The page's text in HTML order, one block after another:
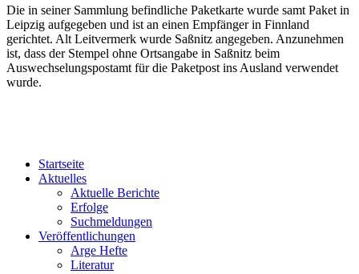
Die in seiner Sammlung befindliche Paketkarte wurde samt Paket in
Leipzig aufgegeben und ist an einen Empfänger in Finnland
gerichtet. Alt Leitvermerk wurde Saßnitz angegeben. Anzunehmen
ist, dass der Stempel ohne Ortsangabe in Saßnitz beim
Auswechselungspostamt für die Paketpost ins Ausland verwendet
wurde.
Startseite
Aktuelles
Aktuelle Berichte
Erfolge
Suchmeldungen
Veröffentlichungen
Arge Hefte
Literatur